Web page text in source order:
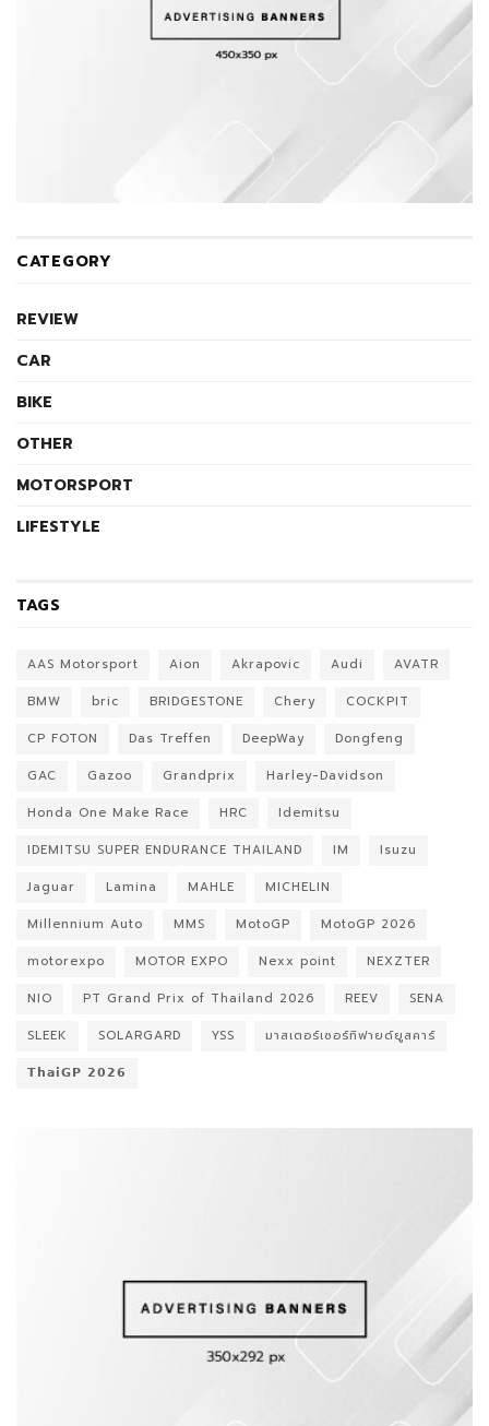
CATEGORY
REVIEW
CAR
BIKE
OTHER
MOTORSPORT
LIFESTYLE
TAGS
AAS Motorsport Aion Akrapovic Audi
AVATR
BMW
bric BRIDGESTONE Chery
COCKPIT
CP FOTON
Das Treffen DeepWay
Dongfeng
GAC
Gazoo Grandprix
Harley-Davidson
Honda One Make Race
HRC
Idemitsu
IDEMITSU SUPER ENDURANCE THAILAND
IM
Isuzu
Jaguar
Lamina MAHLE
MICHELIN
Millennium Auto
MMS MotoGP
MotoGP 2026
motorexpo
MOTOR EXPO Nexx point
NEXZTER
NIO
PT Grand Prix of Thailand 2026 REEV
SENA
SLEEK
SOLARGARD YSS
มาสเตอร์เซอร์ทิฟายด์ยูสคาร์
𝗧𝗵𝗮𝗶𝗚𝗣 𝟮𝟬𝟮𝟲